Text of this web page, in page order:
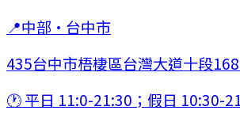
📍中部 · 台中市
435台中市梧棲區台灣大道十段
🕐平日 11:0-21:30；假日 10:30-